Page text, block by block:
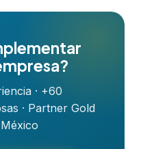
· +60
· Partner Gold